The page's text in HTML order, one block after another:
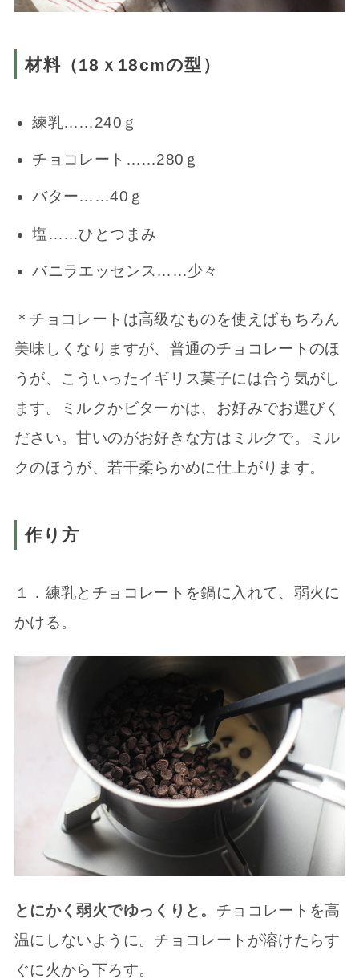
材料（18ｘ18cmの型）
練乳……240ｇ
チョコレート……280ｇ
バター……40ｇ
塩……ひとつまみ
バニラエッセンス……少々
＊チョコレートは高級なものを使えばもちろん
美味しくなりますが、普通のチョコレートのほ
うが、こういったイギリス菓子には合う気がし
ます。ミルクかビターかは、お好みでお選びく
ださい。甘いのがお好きな方はミルクで。ミル
クのほうが、若干柔らかめに仕上がります。
作り方
１．練乳とチョコレートを鍋に入れて、弱火に
かける。
とにかく弱火でゆっくりと。 チョコレートを高
温にしないように。チョコレートが溶けたらす
ぐに火から下ろす。